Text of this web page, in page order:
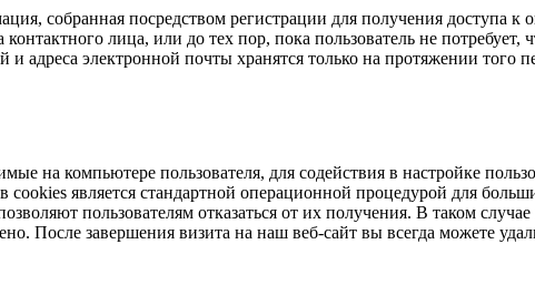
собранная посредством регистрации для получения доступа к
контактного лица, или до тех пор, пока пользователь не
адреса электронной почты хранятся только на протяжении того
на компьютере пользователя, для содействия в настройке
является стандартной операционной процедурой для
пользователям отказаться от их получения. В таком
После завершения визита на наш веб-сайт вы всегда можете